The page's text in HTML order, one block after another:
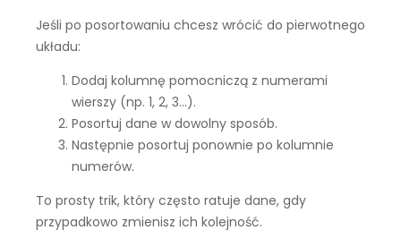
Jeśli po posortowaniu chcesz wrócić do pierwotnego
układu:
Dodaj kolumnę pomocniczą z numerami
wierszy (np. 1, 2, 3…).
Posortuj dane w dowolny sposób.
Następnie posortuj ponownie po kolumnie
numerów.
To prosty trik, który często ratuje dane, gdy
przypadkowo zmienisz ich kolejność.